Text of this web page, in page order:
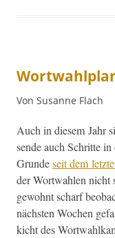
Von Susanne Flach
Auch in diesem Jahr
sende auch Schritte
Grundeseit dem
der Wort­wahlen nicht
gewohnt scharf
näch­sten Wochen
kicht des